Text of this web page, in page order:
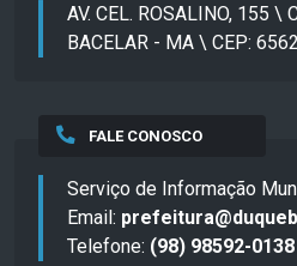
AV. CEL. ROSALINO, 155 \
BACELAR - MA \ CEP:
FALE CONOSCO
Serviço de Informação
Email:
Telefone: (98) 98592-0138